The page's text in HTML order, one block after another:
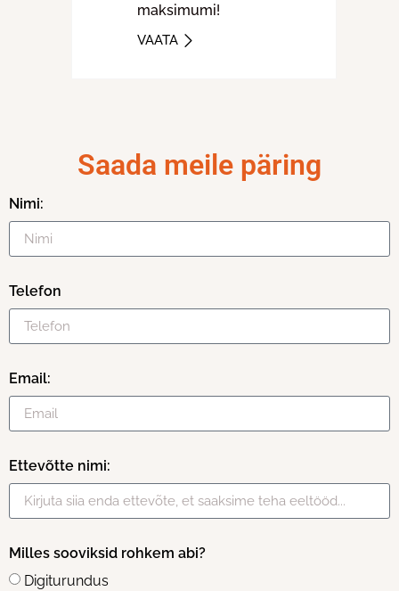
maksimumi!
VAATA
Saada meile päring
Nimi:
Telefon
Email:
Ettevõtte nimi:
Milles sooviksid rohkem abi?
Digiturundus